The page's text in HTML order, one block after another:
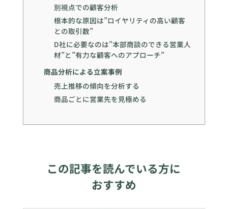
別視点での顧客分析
根本的な原因は”ロイヤリティの高い顧客
との取引数”
D社に必要なのは”本部商談のできる営業人
材”と”有力な顧客へのアプローチ”
商品分析による立案事例
売上推移の傾向を分析する
商品ごとに営業先を見極める
この記事を読んでいる方に
おすすめ